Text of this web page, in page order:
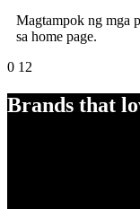
Magtampok ng mga
sa home page.
0 12
Brands that